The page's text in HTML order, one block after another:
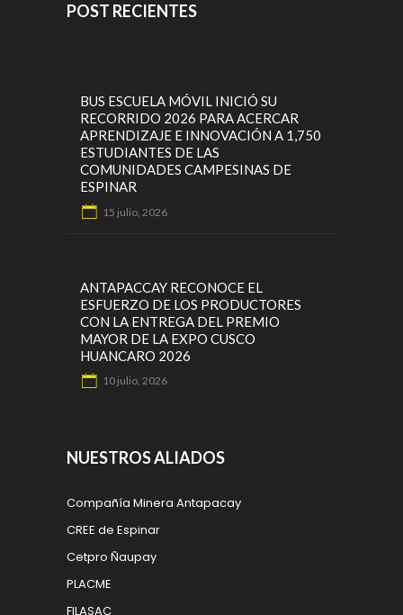
POST RECIENTES
BUS ESCUELA MÓVIL INICIÓ SU
RECORRIDO 2026 PARA ACERCAR
APRENDIZAJE E INNOVACIÓN A 1,750
ESTUDIANTES DE LAS
COMUNIDADES CAMPESINAS DE
ESPINAR
15 julio, 2026
ANTAPACCAY RECONOCE EL
ESFUERZO DE LOS PRODUCTORES
CON LA ENTREGA DEL PREMIO
MAYOR DE LA EXPO CUSCO
HUANCARO 2026
10 julio, 2026
NUESTROS ALIADOS
Compañía Minera Antapacay
CREE de Espinar
Cetpro Ñaupay
PLACME
FILASAC